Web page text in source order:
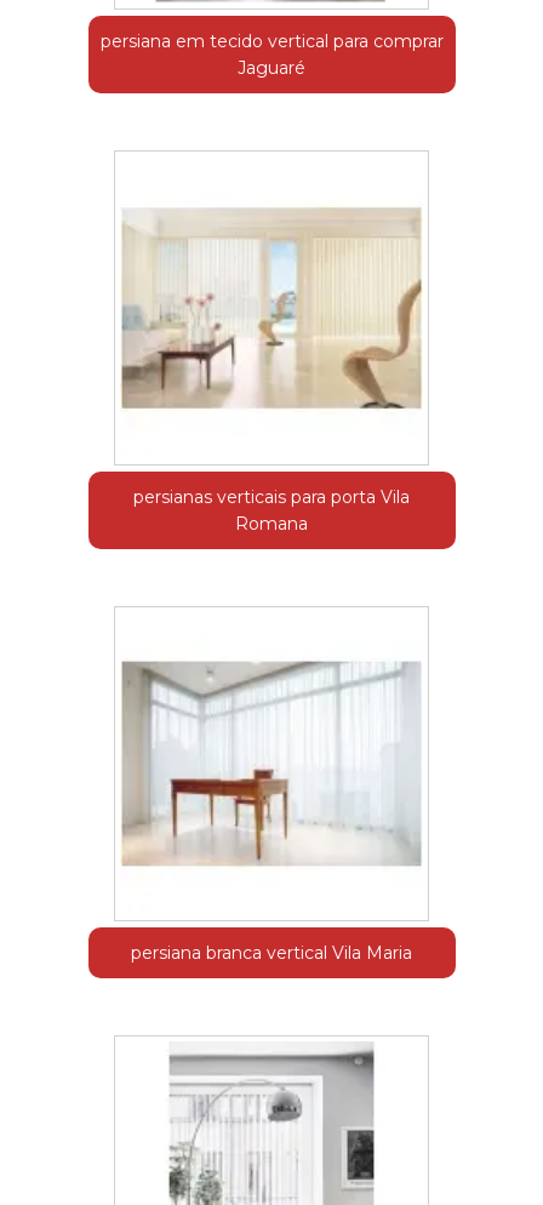
persiana em tecido vertical para comprar
Jaguaré
persianas verticais para porta Vila
Romana
persiana branca vertical Vila Maria